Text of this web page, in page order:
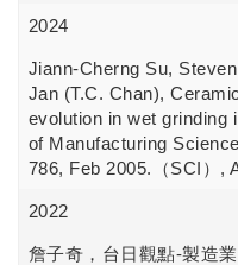
2024
Jiann-Cherng Su,
Jan (T.C. Chan),
evolution in wet grinding
of Manufacturing
786, Feb 2005.（SCI）,
2022
詹子奇，台日觀點-製造